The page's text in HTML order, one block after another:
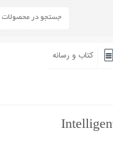
کتاب و رسانه